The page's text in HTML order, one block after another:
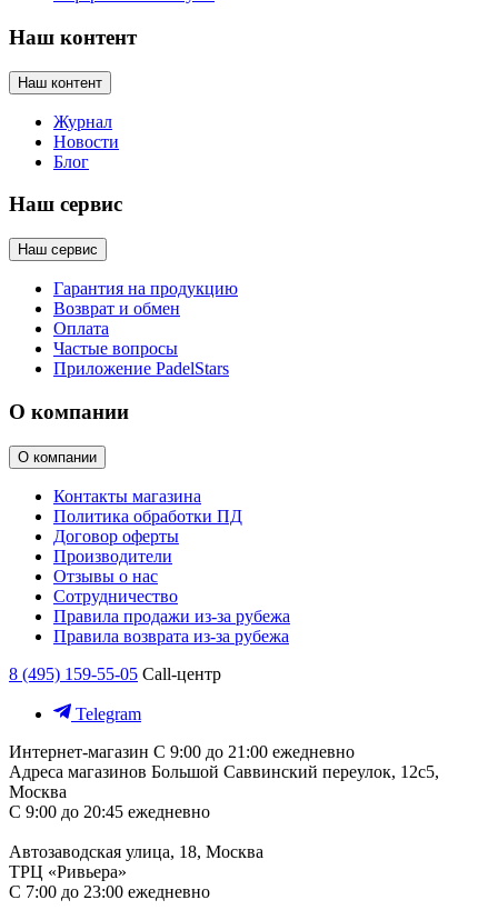
Наш контент
Наш контент
Журнал
Новости
Блог
Наш сервис
Наш сервис
Гарантия на продукцию
Возврат и обмен
Оплата
Частые вопросы
Приложение PadelStars
О компании
О компании
Контакты магазина
Политика обработки ПД
Договор оферты
Производители
Отзывы о нас
Сотрудничество
Правила продажи из-за рубежа
Правила возврата из-за рубежа
8 (495) 159-55-05 Call-центр
Telegram
Интернет-магазин С 9:00 до 21:00 ежедневно
Адреса магазинов Большой Саввинский переулок, 12с5,
Москва
С 9:00 до 20:45 ежедневно
Автозаводская улица, 18, Москва
ТРЦ «Ривьера»
С 7:00 до 23:00 ежедневно